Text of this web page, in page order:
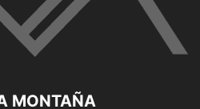
MONTAÑA